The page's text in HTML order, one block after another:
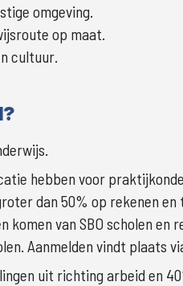
omgeving.
op maat.
cultuur.
hebben voor
dan 50% op rekenen en
komen van SBO scholen en
Aanmelden vindt plaats
uit richting arbeid en